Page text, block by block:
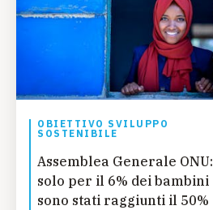
OBIETTIVO SVILUPPO
SOSTENIBILE
Assemblea Generale ONU:
solo per il 6% dei bambini
sono stati raggiunti il 50%